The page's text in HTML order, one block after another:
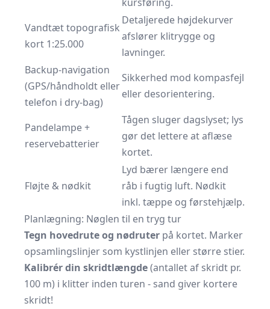
Vandtæt topografisk
kort 1:25.000
Detaljerede højdekurver
afslører klitrygge og
lavninger.
Backup-navigation
(GPS/håndholdt eller
telefon i dry-bag)
Sikkerhed mod kompasfejl
eller desorientering.
Pandelampe +
reservebatterier
Tågen sluger dagslyset; lys
gør det lettere at aflæse
kortet.
Fløjte & nødkit
Lyd bærer længere end
råb i fugtig luft. Nødkit
inkl. tæppe og førstehjælp.
Planlægning: Nøglen til en tryg tur
Tegn hovedrute og nødruter på kortet. Marker
opsamlingslinjer som kystlinjen eller større stier.
Kalibrér din skridtlængde(antallet af skridt pr.
100 m) i klitter inden turen - sand giver kortere
skridt!